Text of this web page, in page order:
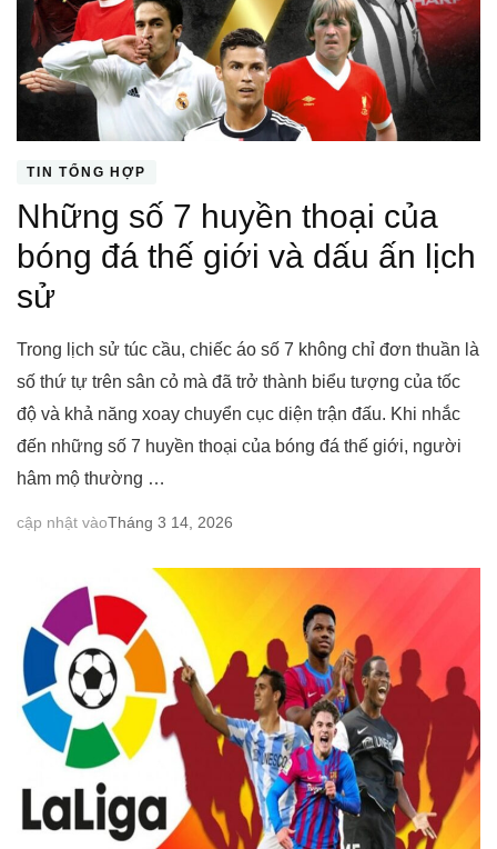
TIN TỔNG HỢP
Những số 7 huyền thoại của
bóng đá thế giới và dấu ấn lịch
sử
Trong lịch sử túc cầu, chiếc áo số 7 không chỉ đơn thuần là
số thứ tự trên sân cỏ mà đã trở thành biểu tượng của tốc
độ và khả năng xoay chuyển cục diện trận đấu. Khi nhắc
đến những số 7 huyền thoại của bóng đá thế giới, người
hâm mộ thường …
cập nhật vàoTháng 3 14, 2026